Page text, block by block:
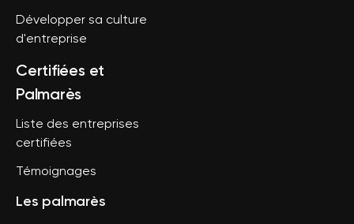
Développer sa culture
d'entreprise
Certifiées et
Palmarès
Liste des entreprises
certifiées
Témoignages
Les palmarès